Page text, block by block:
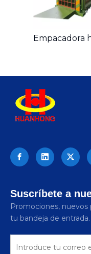
Suscríbete a
Promociones,
tu bandeja de entrada.